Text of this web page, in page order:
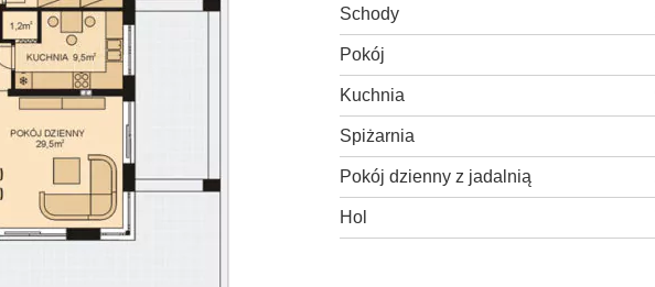
Schody
Pokój
Kuchnia
Spiżarnia
Pokój dzienny z jadalnią
Hol